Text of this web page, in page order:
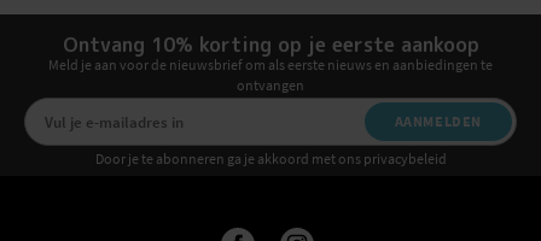
Ontvang 10% korting op je eerste aankoop
Meld je aan voor de nieuwsbrief om als eerste nieuws en aanbiedingen te
ontvangen
AANMELDEN
Door je te abonneren ga je akkoord met ons privacybeleid